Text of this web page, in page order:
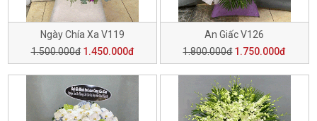
Ngày Chía Xa V119
1.500.000đ 1.450.000đ
An Giấc V126
1.800.000đ 1.750.000đ